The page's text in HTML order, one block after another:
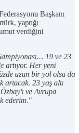
Başkanı
yaptığı
verdiğini
19 ve 23
artıyor. Her yeni
uzun bir yol olsa da
artacak. 23 yaş altı
ve Avrupa
ederim."